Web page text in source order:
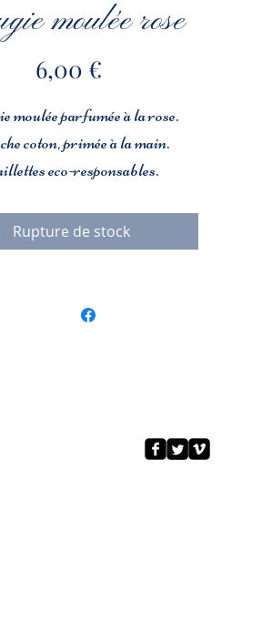
moulée rose
6,00 €
moulée parfumée à la rose.
coton, primée à la main.
eco-responsables.
Rupture de stock